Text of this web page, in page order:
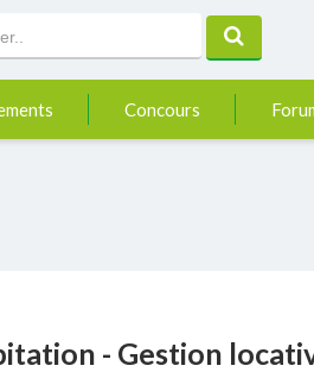
Concours
- Gestion